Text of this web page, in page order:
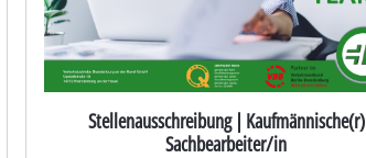
Stellenausschreibung | Kaufmännische(r)
Sachbearbeiter/in